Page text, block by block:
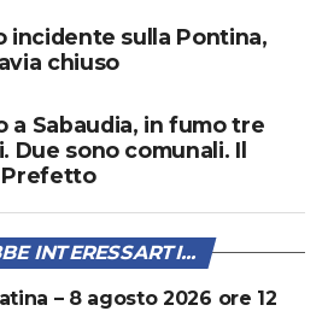
incidente sulla Pontina,
chiuso
a Sabaudia, in fumo tre
Due sono comunali. Il
Prefetto
INTERESSARTI...
– 8 agosto 2026 ore 12